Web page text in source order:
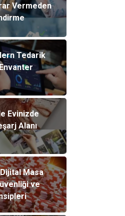
Vermeden
Tedarik
Evinizde
Alanı
Dijital Masa
ve